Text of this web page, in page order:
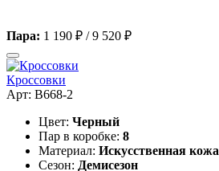
Пара: 1 190 ₽ /9 520 ₽
Кроссовки
Арт: B668-2
Цвет: Черный
Пар в коробке: 8
Материал: Искусственная кожа
Сезон: Демисезон